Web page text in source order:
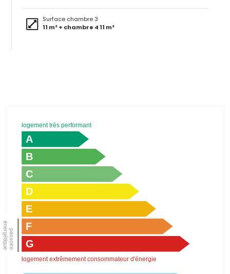
Surface chambre 3
11 m² + chambre 4 11 m²
logement très performant
A
B
C
D
E
F
G
logement extrêmement consommateur d'énergie